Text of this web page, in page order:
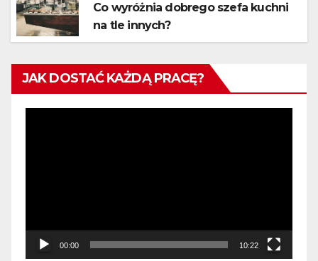
Co wyróżnia dobrego szefa kuchni
na tle innych?
JAK DOSTAĆ KAŻDĄ PRACĘ?
00:00 10:22